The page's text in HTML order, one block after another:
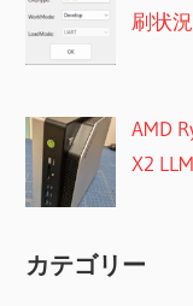
刷状
AMD
X2
カテゴリー